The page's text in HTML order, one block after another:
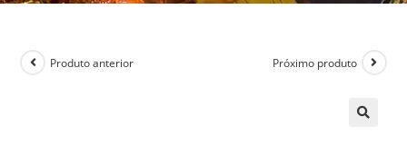
Produto anterior Próximo produto